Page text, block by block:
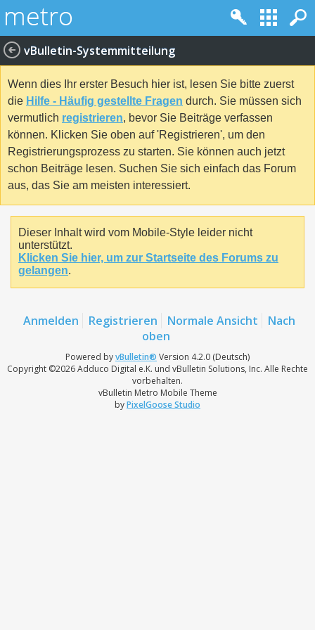
vBulletin-Systemmitteilung
Wenn dies Ihr erster Besuch hier ist, lesen Sie bitte zuerst
die Hilfe - Häufig gestellte Fragen durch. Sie müssen sich
vermutlich registrieren, bevor Sie Beiträge verfassen
können. Klicken Sie oben auf 'Registrieren', um den
Registrierungsprozess zu starten. Sie können auch jetzt
schon Beiträge lesen. Suchen Sie sich einfach das Forum
aus, das Sie am meisten interessiert.
Dieser Inhalt wird vom Mobile-Style leider nicht
unterstützt.
Klicken Sie hier, um zur Startseite des Forums zu
gelangen.
Anmelden Registrieren Normale Ansicht
Nach
oben
Powered byvBulletin® Version 4.2.0 (Deutsch)
Copyright ©2026 Adduco Digital e.K. und vBulletin Solutions, Inc. Alle Rechte
vorbehalten.
vBulletin Metro Mobile Theme
byPixelGoose Studio